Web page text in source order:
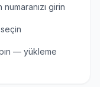
girin
— yükleme